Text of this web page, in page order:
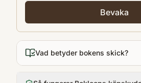
Bevaka
Vad betyder bokens skick?